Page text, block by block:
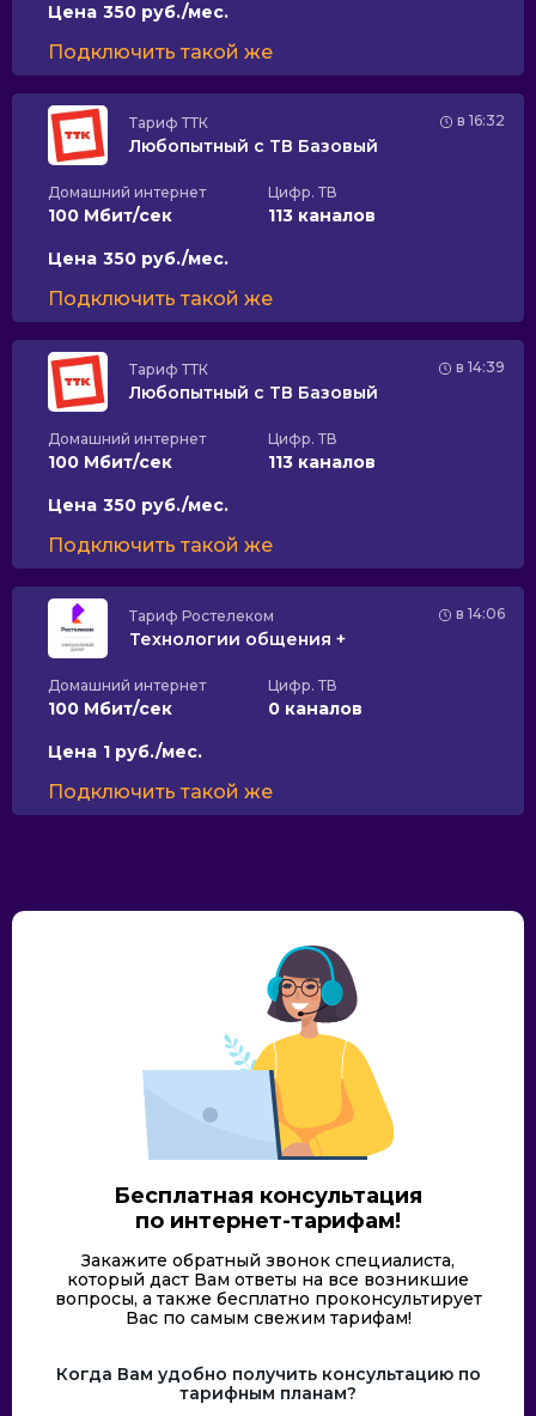
Цена 350 руб./мес.
Подключить такой же
в 16:32
Тариф ТТК
Любопытный с ТВ Базовый
Домашний интернет
100 Мбит/сек
Цифр. ТВ
113 каналов
Цена 350 руб./мес.
Подключить такой же
в 14:39
Тариф ТТК
Любопытный с ТВ Базовый
Домашний интернет
100 Мбит/сек
Цифр. ТВ
113 каналов
Цена 350 руб./мес.
Подключить такой же
в 14:06
Тариф Ростелеком
Технологии общения +
Домашний интернет
100 Мбит/сек
Цифр. ТВ
0 каналов
Цена 1 руб./мес.
Подключить такой же
Бесплатная консультация
по интернет-тарифам!
Закажите обратный звонок специалиста,
который даст Вам ответы на все возникшие
вопросы, а также бесплатно проконсультирует
Вас по самым свежим тарифам!
Когда Вам удобно получить консультацию по
тарифным планам?